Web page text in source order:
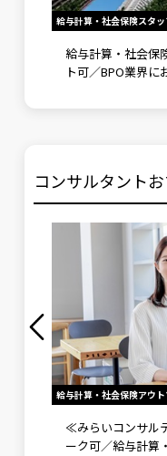
給与計算・社会保険スタッ
給与計算・社会保
ト可／BPO業界
コンサルタント
給与計算・社会保険アウ
≪みらいコンサル
ーク可／給与計算